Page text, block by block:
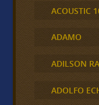
ACOUSTIC
ADAMO
ADILSON
ADOLFO